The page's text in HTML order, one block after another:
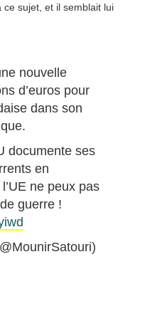
sujet, et il semblait lui
nouvelle
d’euros pour
dans son
documente ses
en
l’UE ne peux pas
guerre !